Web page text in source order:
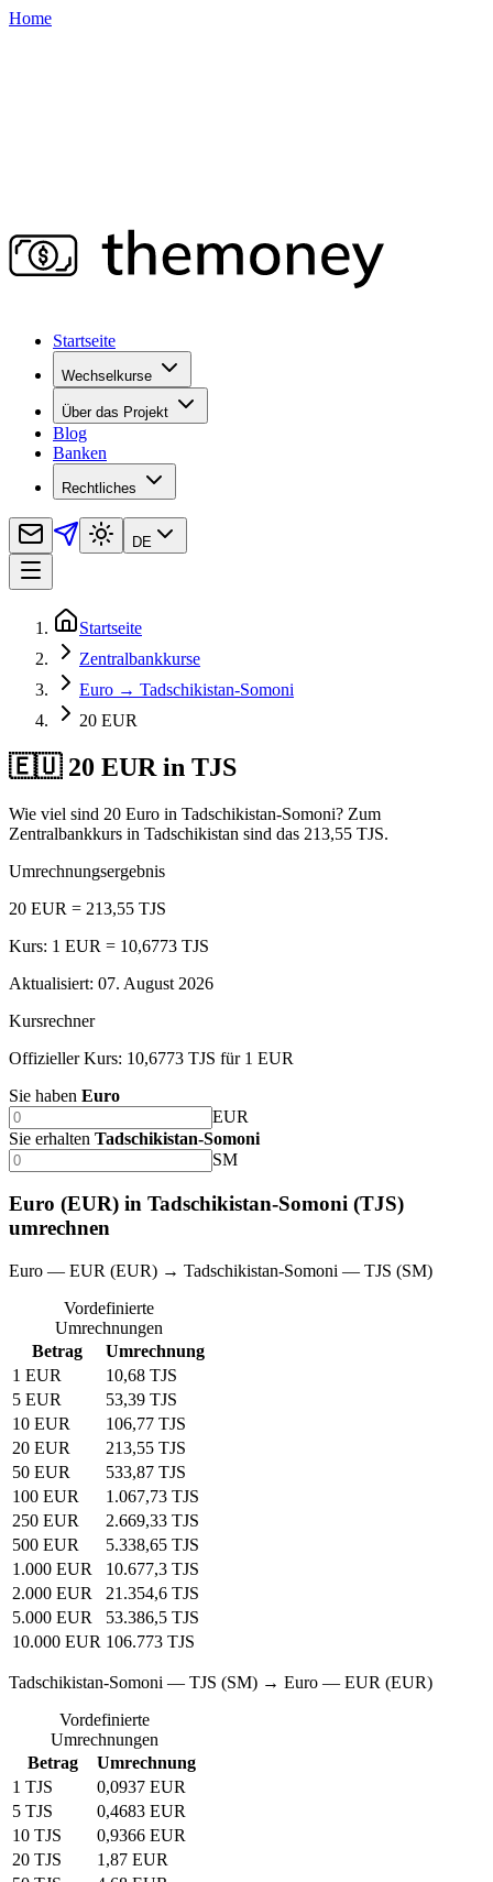
Home
Startseite
Wechselkurse
Über das Projekt
Blog
Banken
Rechtliches
DE
Startseite
Zentralbankkurse
Euro → Tadschikistan-Somoni
20 EUR
🇪🇺 20 EUR in TJS
Wie viel sind 20 Euro in Tadschikistan-Somoni? Zum
Zentralbankkurs in Tadschikistan sind das 213,55 TJS.
Umrechnungsergebnis
20 EUR = 213,55 TJS
Kurs: 1 EUR = 10,6773 TJS
Aktualisiert: 07. August 2026
Kursrechner
Offizieller Kurs: 10,6773 TJS für 1 EUR
Sie haben Euro
EUR
Sie erhalten Tadschikistan-Somoni
SM
Euro (EUR) in Tadschikistan-Somoni (TJS)
umrechnen
Euro — EUR (EUR) → Tadschikistan-Somoni — TJS (SM)
Vordefinierte
Umrechnungen
Betrag
Umrechnung
1 EUR
10,68 TJS
5 EUR
53,39 TJS
10 EUR
106,77 TJS
20 EUR
213,55 TJS
50 EUR
533,87 TJS
100 EUR
1.067,73 TJS
250 EUR
2.669,33 TJS
500 EUR
5.338,65 TJS
1.000 EUR
10.677,3 TJS
2.000 EUR
21.354,6 TJS
5.000 EUR
53.386,5 TJS
10.000 EUR 106.773 TJS
Tadschikistan-Somoni — TJS (SM) → Euro — EUR (EUR)
Vordefinierte
Umrechnungen
Betrag
Umrechnung
1 TJS
0,0937 EUR
5 TJS
0,4683 EUR
10 TJS
0,9366 EUR
20 TJS
1,87 EUR